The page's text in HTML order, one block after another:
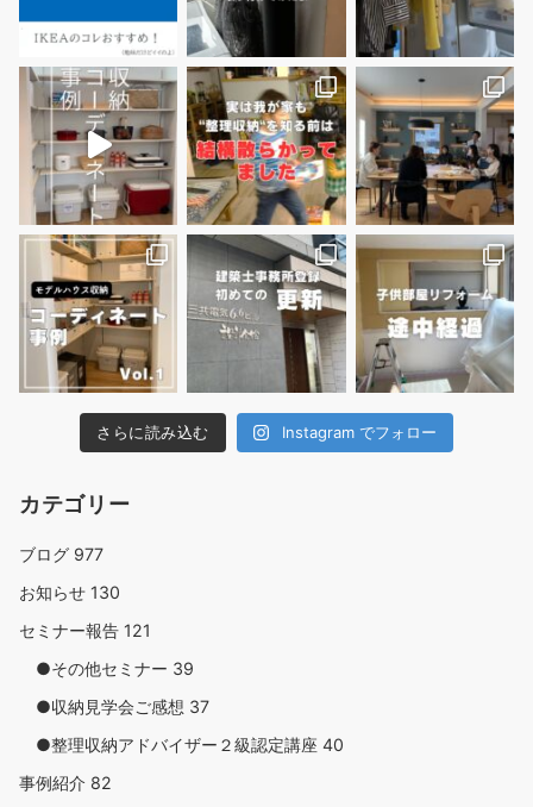
さらに読み込む Instagram でフォロー
カテゴリー
ブログ 977
お知らせ 130
セミナー報告 121
●その他セミナー 39
●収納見学会ご感想 37
●整理収納アドバイザー２級認定講座 40
事例紹介 82